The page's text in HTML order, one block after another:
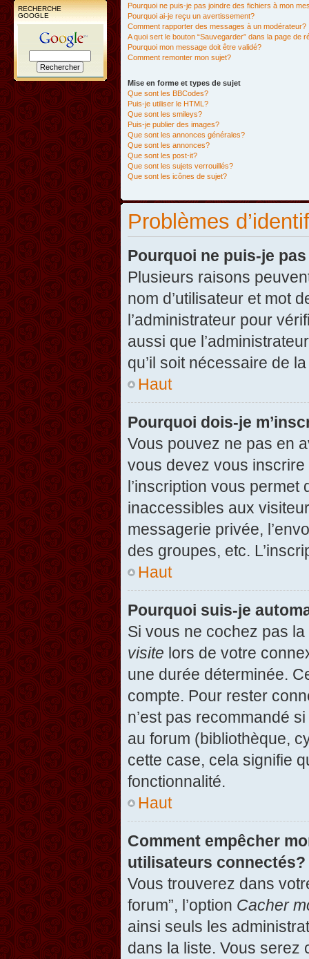
RECHERCHE
GOOGLE
Pourquoi ne puis-je pas joindre des fichiers à mon
Pourquoi ai-je reçu un avertissement?
Comment rapporter des messages à un modérateur?
A quoi sert le bouton “Sauvegarder” dans la page de
Pourquoi mon message doit être validé?
Comment remonter mon sujet?
Mise en forme et types de sujet
Que sont les BBCodes?
Puis-je utiliser le HTML?
Que sont les smileys?
Puis-je publier des images?
Que sont les annonces générales?
Que sont les annonces?
Que sont les post-it?
Que sont les sujets verrouillés?
Que sont les icônes de sujet?
Problèmes
Pourquoi ne puis-je
Plusieurs raisons
nom d’utilisateur et mot
l’administrateur pour
aussi que
qu’il soit nécessaire de
Haut
Pourquoi dois-je
Vous pouvez ne pas en
vous devez vous
l’inscription vous
inaccessibles aux
messagerie privée,
des groupes, etc.
Haut
Pourquoi suis-je
Si vous ne cochez pas
visite lors de votre
une durée déterminée.
compte. Pour rester
n’est pas recommandé
au forum (bibliothèque,
cette case, cela signifie
fonctionnalité.
Haut
Comment empêcher
utilisateurs connectés?
Vous trouverez dans
forum”, l’option Cacher
ainsi seuls les
dans la liste. Vous serez